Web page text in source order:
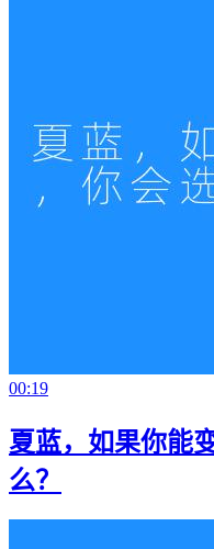
00:19
夏蓝，如果你能
么？